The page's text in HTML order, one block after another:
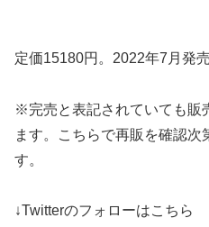
定価15180円。2022年7月発売
※完売と表記されていても販
ます。こちらで再販を確認次
す。
↓Twitterのフォローはこちら